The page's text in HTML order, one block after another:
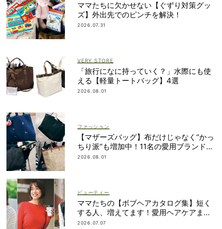
ママたちに欠かせない【ぐずり対策グッ
ズ】外出先でのピンチを解決！
2026.07.31
VERY STORE
「旅行になに持っていく？」水際にも使
える【軽量トートバッグ】4選
2026.08.01
ファッション
【マザーズバッグ】布だけじゃなく“かっ
ちり派”も増加中！11名の愛用ブランド
は？
2026.08.01
ビューティー
ママたちの【ボブヘアカタログ集】短く
する人、増えてます！愛用ヘアケアまで
全部見せ
2026.07.07